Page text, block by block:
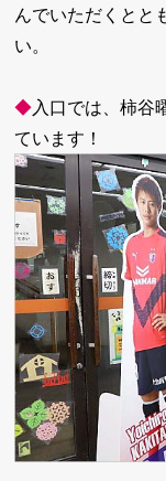
んでいただくとと
い。
◆入口では、柿谷
ています！